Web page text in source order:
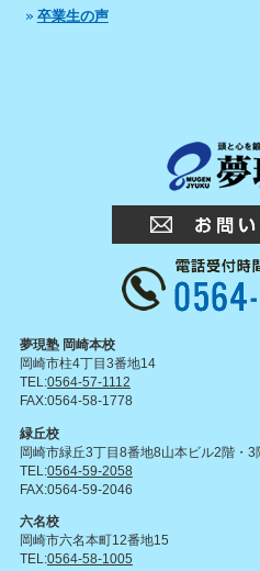
卒業生の声
夢現塾 岡崎本校
岡崎市柱4丁目3番地14
TEL:0564-57-1112
FAX:0564-58-1778
緑丘校
岡崎市緑丘3丁目8番地8山本ビル2階・
TEL:0564-59-2058
FAX:0564-59-2046
六名校
岡崎市六名本町12番地15
TEL:0564-58-1005